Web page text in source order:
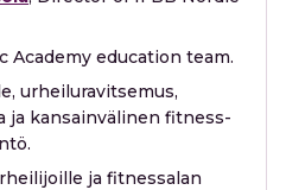
Academy education team.
urheiluravitsemus,
ja kansainvälinen fitness-
ja fitnessalan